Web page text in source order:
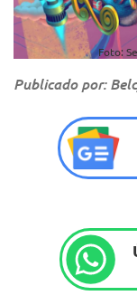
Foto:
Publicado por: